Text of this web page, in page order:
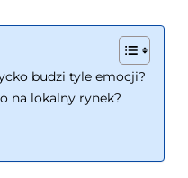
budzi tyle emocji?
na lokalny rynek?